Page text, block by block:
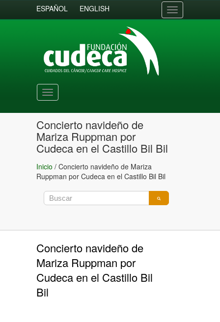
ESPAÑOL ENGLISH
Toggle
navigation
Toggle
navigation
Concierto navideño de
Mariza Ruppman por
Cudeca en el Castillo Bil Bil
Inicio / Concierto navideño de Mariza
Ruppman por Cudeca en el Castillo Bil Bil
Concierto navideño de
Mariza Ruppman por
Cudeca en el Castillo Bil
Bil